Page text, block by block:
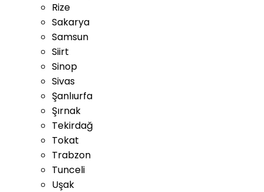
Rize
Sakarya
Samsun
Siirt
Sinop
Sivas
Şanlıurfa
Şırnak
Tekirdağ
Tokat
Trabzon
Tunceli
Uşak